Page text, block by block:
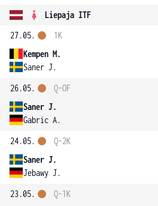
Liepaja ITF
27.05.
Kempen M.
Saner J.
1K
26.05.
Saner J.
Gabric A.
Q-OF
24.05.
Saner J.
Jebawy J.
Q-2K
23.05.
Q-1K